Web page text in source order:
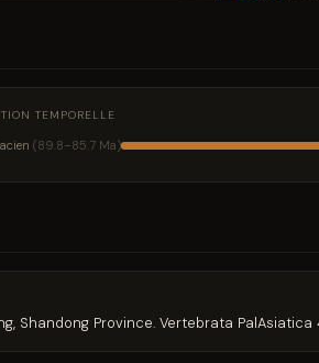
TEMPORELLE
(89.8–85.7 Ma)
Shandong Province. Vertebrata PalAsiatica